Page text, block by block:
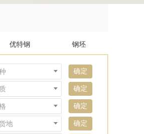
优特钢 钢坯
确定
确定
确定
地 确定